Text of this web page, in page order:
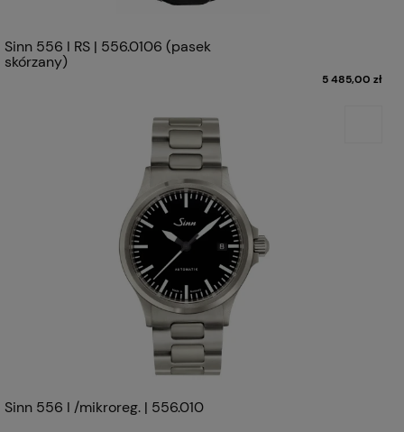
Sinn 556 I RS | 556.0106 (pasek
skórzany)
5 485,00 zł
Sinn 556 I /mikroreg. | 556.010